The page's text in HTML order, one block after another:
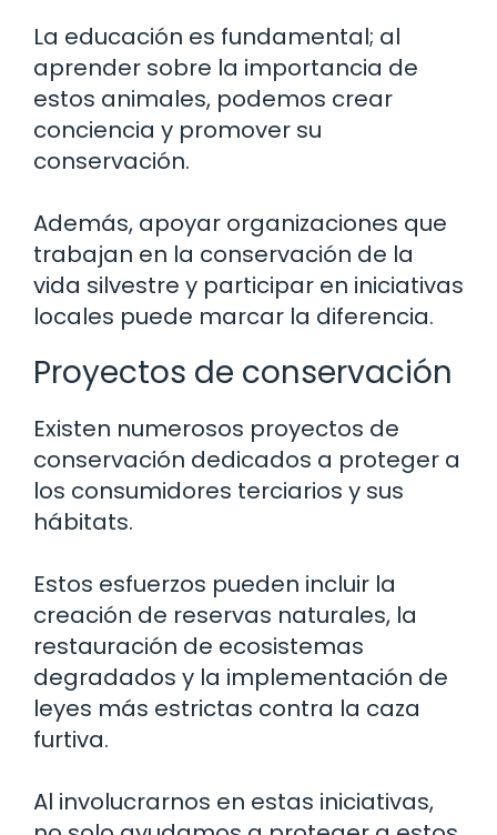
La educación es fundamental; al
aprender sobre la importancia de
estos animales, podemos crear
conciencia y promover su
conservación.
Además, apoyar organizaciones que
trabajan en la conservación de la
vida silvestre y participar en iniciativas
locales puede marcar la diferencia.
Proyectos de conservación
Existen numerosos proyectos de
conservación dedicados a proteger a
los consumidores terciarios y sus
hábitats.
Estos esfuerzos pueden incluir la
creación de reservas naturales, la
restauración de ecosistemas
degradados y la implementación de
leyes más estrictas contra la caza
furtiva.
Al involucrarnos en estas iniciativas,